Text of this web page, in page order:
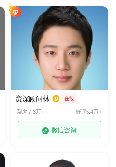
资深顾问林 在线
帮助 7.3万+ 好评6.4万+
微信咨询